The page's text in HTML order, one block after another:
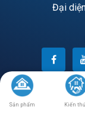
Đại
© Bản quyền thuộc
tín tại Việt
Sản phẩm Kiến